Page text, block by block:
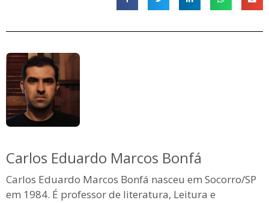
Carlos Eduardo Marcos Bonfá
Carlos Eduardo Marcos Bonfá nasceu em Socorro/SP
em 1984. É professor de literatura, Leitura e